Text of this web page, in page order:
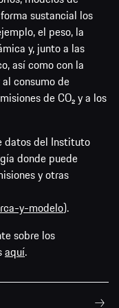
sustancial los
el peso, la
y, junto a las
así como con la
consumo de
de CO₂ y a los
datos del Instituto
donde puede
y otras
y-modelo).
sobre los
aquí.